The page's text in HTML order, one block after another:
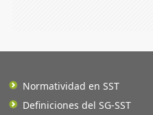
Normatividad en SST
Definiciones del SG-SST